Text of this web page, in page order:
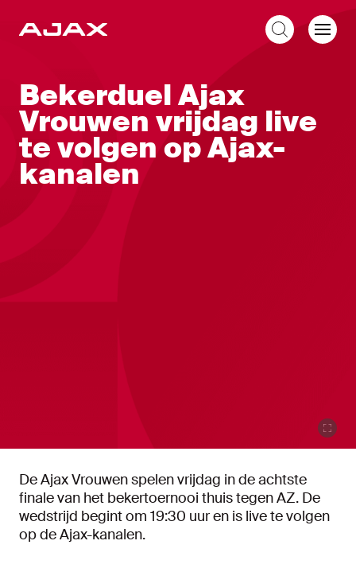
Bekerduel Ajax
Vrouwen vrijdag live
te volgen op Ajax-
kanalen
De Ajax Vrouwen spelen vrijdag in de achtste
finale van het bekertoernooi thuis tegen AZ. De
wedstrijd begint om 19:30 uur en is live te volgen
op de Ajax-kanalen.